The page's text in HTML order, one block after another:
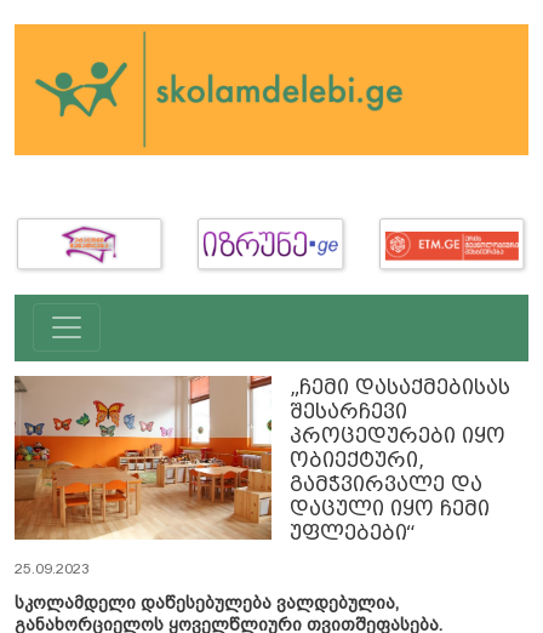
„ჩემი დასაქმებისას
შესარჩევი
პროცედურები იყო
ობიექტური,
გამჭვირვალე და
დაცული იყო ჩემი
უფლებები“
25.09.2023
სკოლამდელი დაწესებულება ვალდებულია,
განახორციელოს ყოველწლიური თვითშეფასება.